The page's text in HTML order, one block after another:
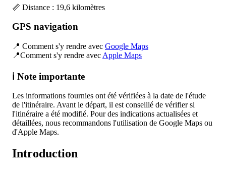
📏 Distance : 19,6 kilomètres
GPS navigation
📍 Comment s'y rendre avec Google Maps
📍Comment s'y rendre avec Apple Maps
ℹ️ Note importante
Les informations fournies ont été vérifiées à la date de l'étude
de l'itinéraire. Avant le départ, il est conseillé de vérifier si
l'itinéraire a été modifié. Pour des indications actualisées et
détaillées, nous recommandons l'utilisation de Google Maps ou
d'Apple Maps.
Introduction